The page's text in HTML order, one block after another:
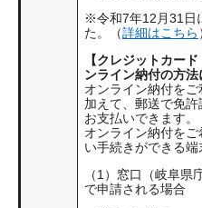
※令和7年12月31日
た。（詳細はこちら
【クレジットカー
ンライン納付の方法
オンライン納付を
加えて、郵送で免
お支払いできます。
オンライン納付を
い手続きができる端
（1）窓口（岐阜県
で申請される場合